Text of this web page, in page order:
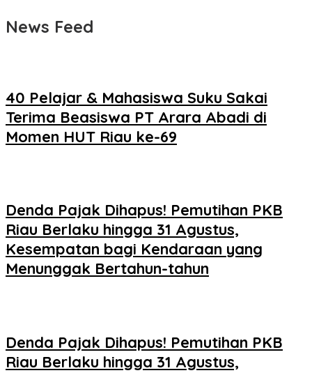
News Feed
40 Pelajar & Mahasiswa Suku Sakai
Terima Beasiswa PT Arara Abadi di
Momen HUT Riau ke-69
Denda Pajak Dihapus! Pemutihan PKB
Riau Berlaku hingga 31 Agustus,
Kesempatan bagi Kendaraan yang
Menunggak Bertahun-tahun
Denda Pajak Dihapus! Pemutihan PKB
Riau Berlaku hingga 31 Agustus,